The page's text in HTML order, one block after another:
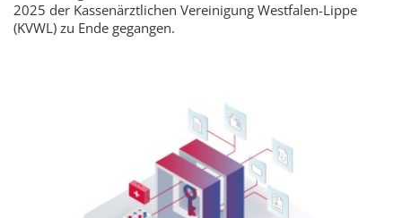
2025 der Kassenärztlichen Vereinigung Westfalen-Lippe
(KVWL) zu Ende gegangen.